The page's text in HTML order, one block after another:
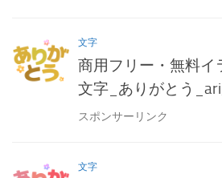
文字
商用フリー・無料イ
文字_ありがとう
スポンサーリンク
文字